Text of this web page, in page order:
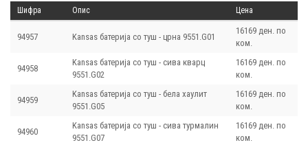
Шифра Опис Цена
94957 Kansas батерија со туш - црна 9551.G01
16169 ден. по
ком.
94958
Kansas батерија со туш - сива кварц
9551.G02
16169 ден. по
ком.
94959
Kansas батерија со туш - бела хаулит
9551.G05
16169 ден. по
ком.
94960
Kansas батерија со туш - сива турмалин
9551.G07
16169 ден. по
ком.